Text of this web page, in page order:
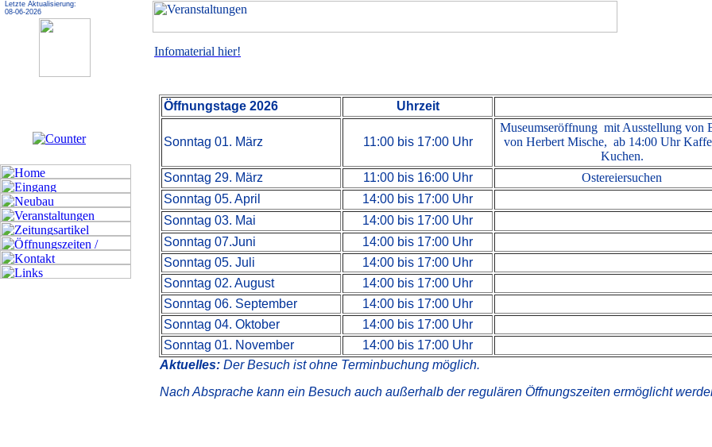
Letzte Aktualisierung:
08-06-2026
Infomaterial hier!
Öffnungstage 2026 Uhrzeit
Sonntag 01. März 11:00 bis 17:00 Uhr
Museumseröffnung mit Ausstellung von
von Herbert Mische, ab 14:00 Uhr
Kuchen.
Sonntag 29. März
11:00 bis 16:00 Uhr
Ostereiersuchen
Sonntag 05. April
14:00 bis 17:00 Uhr
Sonntag 03. Mai
14:00 bis 17:00 Uhr
Sonntag 07.Juni
14:00 bis 17:00 Uhr
Sonntag 05. Juli
14:00 bis 17:00 Uhr
Sonntag 02. August
14:00 bis 17:00 Uhr
Sonntag 06. September
14:00 bis 17:00 Uhr
Sonntag 04. Oktober
14:00 bis 17:00 Uhr
Sonntag 01. November
14:00 bis 17:00 Uhr
Aktuelles: Der Besuch ist ohne Terminbuchung möglich.
Nach Absprache kann ein Besuch auch außerhalb der regulären Öffnungszeiten ermöglicht